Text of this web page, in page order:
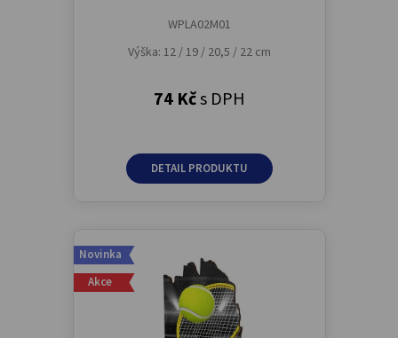
WPLA02M01
Výška: 12 / 19 / 20,5 / 22 cm
74 Kčs DPH
DETAIL PRODUKTU
Novinka
Akce